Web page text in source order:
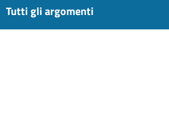
Tutti gli argomenti